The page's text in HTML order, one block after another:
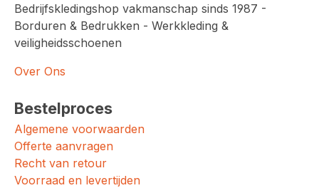
Bedrijfskledingshop vakmanschap sinds 1987 -
Borduren & Bedrukken - Werkkleding &
veiligheidsschoenen
Over Ons
Bestelproces
Algemene voorwaarden
Offerte aanvragen
Recht van retour
Voorraad en levertijden